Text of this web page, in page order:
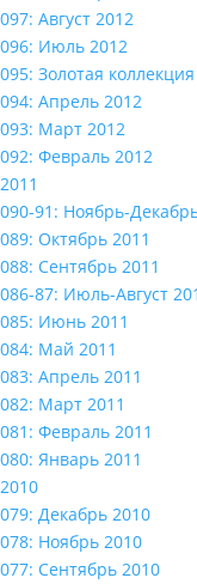
097: Август 2012
096: Июль 2012
095: Золотая
094: Апрель 2012
093: Март 2012
092: Февраль 2012
2011
090-91: Ноябрь-
089: Октябрь 2011
088: Сентябрь 2011
086-87: Июль-Август
085: Июнь 2011
084: Май 2011
083: Апрель 2011
082: Март 2011
081: Февраль 2011
080: Январь 2011
2010
079: Декабрь 2010
078: Ноябрь 2010
077: Сентябрь 2010